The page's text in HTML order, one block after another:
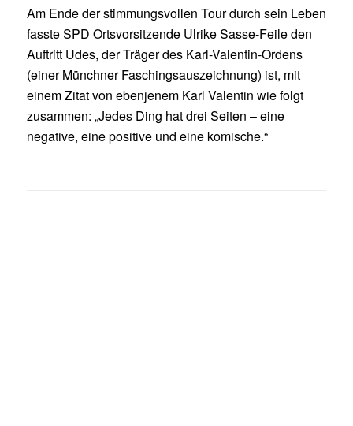
Am Ende der stimmungsvollen Tour durch sein Leben
fasste SPD Ortsvorsitzende Ulrike Sasse-Feile den
Auftritt Udes, der Träger des Karl-Valentin-Ordens
(einer Münchner Faschingsauszeichnung) ist, mit
einem Zitat von ebenjenem Karl Valentin wie folgt
zusammen: „Jedes Ding hat drei Seiten – eine
negative, eine positive und eine komische.“